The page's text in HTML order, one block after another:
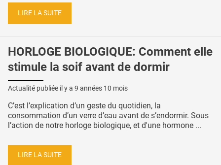
LIRE LA SUITE
HORLOGE BIOLOGIQUE: Comment elle
stimule la soif avant de dormir
Actualité publiée il y a 9 années 10 mois
C’est l’explication d’un geste du quotidien, la
consommation d’un verre d’eau avant de s’endormir. Sous
l’action de notre horloge biologique, et d'une hormone ...
LIRE LA SUITE